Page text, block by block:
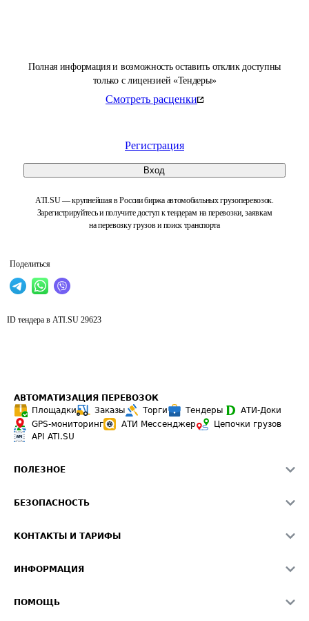
Полная информация и возможность оставить отклик доступны
только с лицензией «Тендеры»
Смотреть расценки
Регистрация
Вход
ATI.SU — крупнейшая в России биржа автомобильных грузоперевозок.
Зарегистрируйтесь и получите доступ к тендерам на перевозки, заявкам
на перевозку грузов и поиск транспорта
Поделиться
ID тендера в ATI.SU 29623
АВТОМАТИЗАЦИЯ ПЕРЕВОЗОК
Площадки
Заказы Торги Тендеры
АТИ-Доки
GPS-мониторинг
АТИ Мессенджер
Цепочки грузов
API ATI.SU
ПОЛЕЗНОЕ
Звезды ATI.SU на вашем сайте
Средние ставки
БЕЗОПАСНОСТЬ
Светофор+
О формировании Паспорта
КОНТАКТЫ И ТАРИФЫ
Реклама на сайте
ИНФОРМАЦИЯ
ПОМОЩЬ